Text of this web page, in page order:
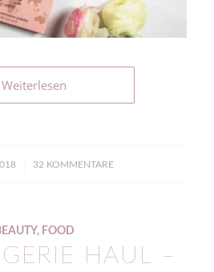
Weiterlesen
32 KOMMENTARE
, FOOD
HAUL –